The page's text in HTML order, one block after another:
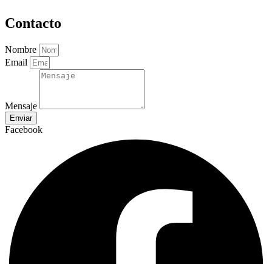
Contacto
Nombre
Email
Mensaje
Enviar
Facebook